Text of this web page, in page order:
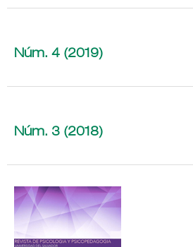
Núm. 4 (2019)
Núm. 3 (2018)